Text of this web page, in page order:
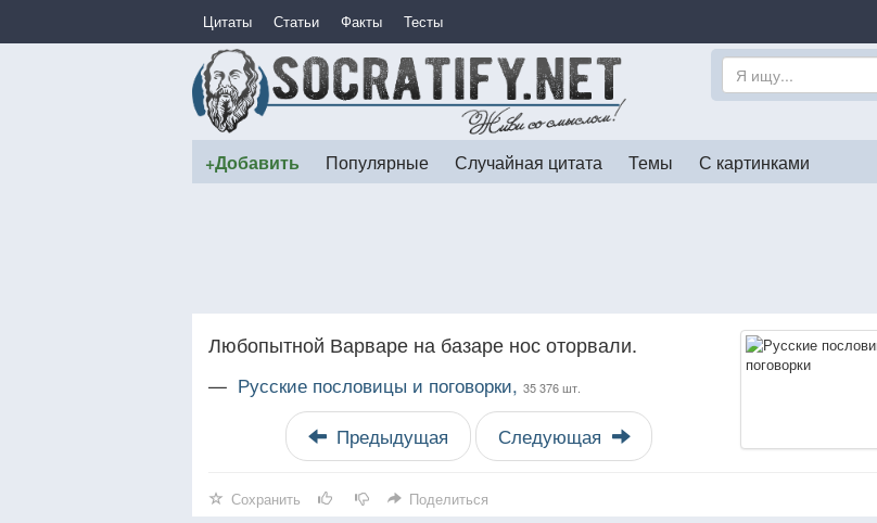
Цитаты Статьи Факты Тесты
+Добавить Популярные Случайная цитата Темы С картинками
Любопытной Варваре на базаре нос оторвали.
— Русские пословицы и поговорки, 35 376 шт.
Предыдущая Следующая
Сохранить Поделиться